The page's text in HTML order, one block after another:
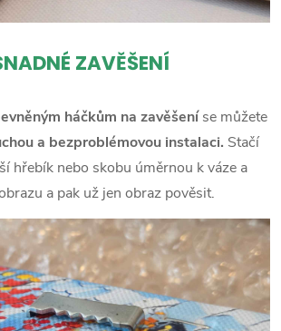
ZAVĚŠENÍ
háčkům na zavěšeníse můžete
a bezproblémovou instalaci. Stačí
hřebík nebo skobu úměrnou k váze a
a pak už jen obraz pověsit.